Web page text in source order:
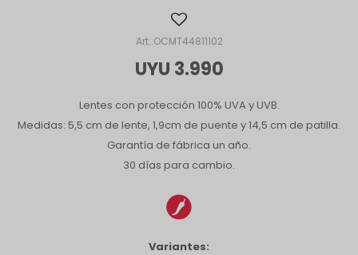
OCMT44811102
UYU 3.990
Lentes con protección 100% UVA y UVB.
Medidas: 5,5 cm de lente, 1,9cm de puente y 14,5 cm de patilla.
Garantía de fábrica un año.
30 días para cambio.
Variantes: